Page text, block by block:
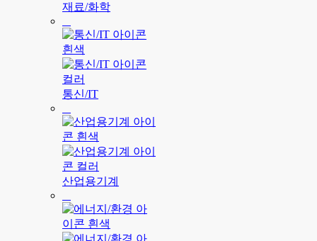
재료/화학
통신/IT
산업용기계